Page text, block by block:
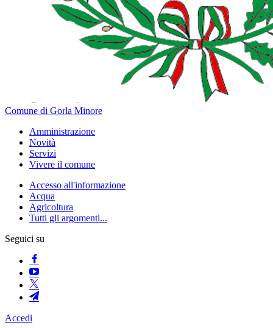
Comune di Gorla Minore
Amministrazione
Novità
Servizi
Vivere il comune
Accesso all'informazione
Acqua
Agricoltura
Tutti gli argomenti...
Seguici su
Accedi